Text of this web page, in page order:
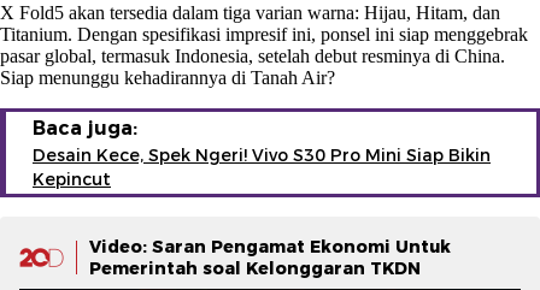
X Fold5 akan tersedia dalam tiga varian warna: Hijau, Hitam, dan
Titanium. Dengan spesifikasi impresif ini, ponsel ini siap menggebrak
pasar global, termasuk Indonesia, setelah debut resminya di China.
Siap menunggu kehadirannya di Tanah Air?
Baca juga:
Desain Kece, Spek Ngeri! Vivo S30 Pro Mini Siap Bikin
Kepincut
Video: Saran Pengamat Ekonomi Untuk
Pemerintah soal Kelonggaran TKDN